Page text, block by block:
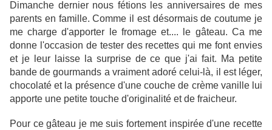
Dimanche dernier nous fétions les anniversaires de mes
parents en famille. Comme il est désormais de coutume je
me charge d'apporter le fromage et.... le gâteau. Ca me
donne l'occasion de tester des recettes qui me font envies
et je leur laisse la surprise de ce que j'ai fait. Ma petite
bande de gourmands a vraiment adoré celui-là, il est léger,
chocolaté et la présence d'une couche de crème vanille lui
apporte une petite touche d'originalité et de fraicheur.
Pour ce gâteau je me suis fortement inspirée d'une recette